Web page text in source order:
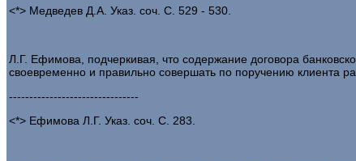
<*> Медведев Д.А. Указ. соч. С. 529 - 530.
Л.Г. Ефимова, подчеркивая, что содержание договора
своевременно и правильно совершать по поручению клиента
--------------------------------
<*> Ефимова Л.Г. Указ. соч. С. 283.